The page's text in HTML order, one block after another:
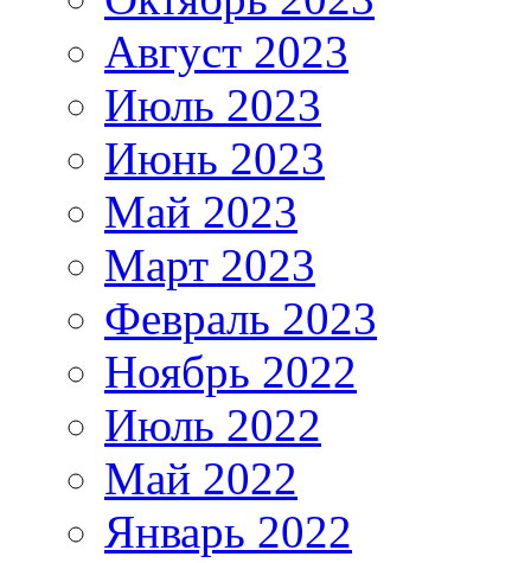
Август 2023
Июль 2023
Июнь 2023
Май 2023
Март 2023
Февраль 2023
Ноябрь 2022
Июль 2022
Май 2022
Январь 2022